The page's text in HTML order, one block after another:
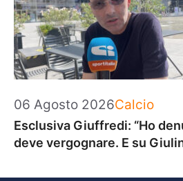
06 Agosto 2026Categorie
Calcio
Esclusiva Giuffredi: “Ho
deve vergognare. E su